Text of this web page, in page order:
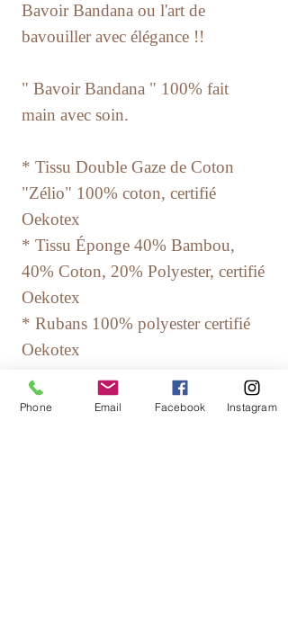
Bavoir Bandana ou l'art de
bavouiller avec élégance !!
" Bavoir Bandana " 100% fait
main avec soin.
* Tissu Double Gaze de Coton
"Zélio" 100% coton, certifié
Oekotex
​* Tissu Éponge 40% Bambou,
40% Coton, 20% Polyester, certifié
Oekotex
* Rubans 100% polyester certifié
Oekotex
Entretien: Lavage machine cycle
Phone Email Facebook Instagram